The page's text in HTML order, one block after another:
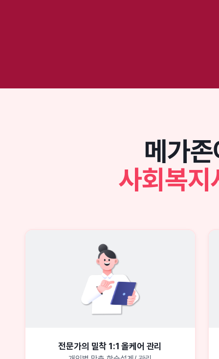
메가
사회복지
전문가의 밀착 1:1 올케어 관리